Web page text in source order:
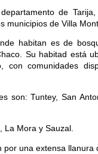
de
municipios de Villa
habitan es de
Su habitad está
con comunidades
son: Tuntey, San
La Mora y Sauzal.
una extensa llanura